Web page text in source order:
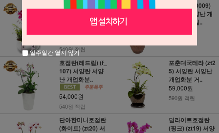
만천홍(f-10020)
업화분 거실..
540원 적립
호접란 (f_0009)
서양란 서양난 개
업화분 거실..
호접란(레드립) (f_
107) 서양란 서양
난 개업화분..
54,000원
540원 적립
포춘대국테라 (zt2
5) 서양란 서양난
개업화분 거..
59,000원
590원 적립
단아한미니호접란
(화이트) (zt20) 서
딜라이트호접란
(핑크) (zt19) 서양
일주일간 열지 않기